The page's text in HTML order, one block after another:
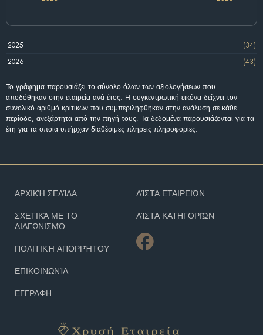
2025
(34)
2026
(43)
Το γράφημα παρουσιάζει το σύνολο όλων των αξιολογήσεων που
αποδόθηκαν στην εταιρεία ανά έτος. Η συγκεντρωτική εικόνα δείχνει τον
συνολικό αριθμό κριτικών που συμπεριλήφθηκαν στην ανάλυση σε κάθε
περίοδο, ανεξάρτητα από την πηγή τους. Τα δεδομένα παρουσιάζονται για τα
έτη για τα οποία υπήρχαν διαθέσιμες πλήρεις πληροφορίες.
ΑΡΧΙΚΉ ΣΕΛΊΔΑ
ΣΧΕΤΙΚΆ ΜΕ ΤΟ
ΔΙΑΓΩΝΙΣΜΌ
ΠΟΛΙΤΙΚΉ ΑΠΟΡΡΉΤΟΥ
ΕΠΙΚΟΙΝΩΝΊΑ
ΕΓΓΡΑΦΗ
ΛΊΣΤΑ ΕΤΑΙΡΕΙΏΝ
ΛΊΣΤΑ ΚΑΤΗΓΟΡΙΏΝ